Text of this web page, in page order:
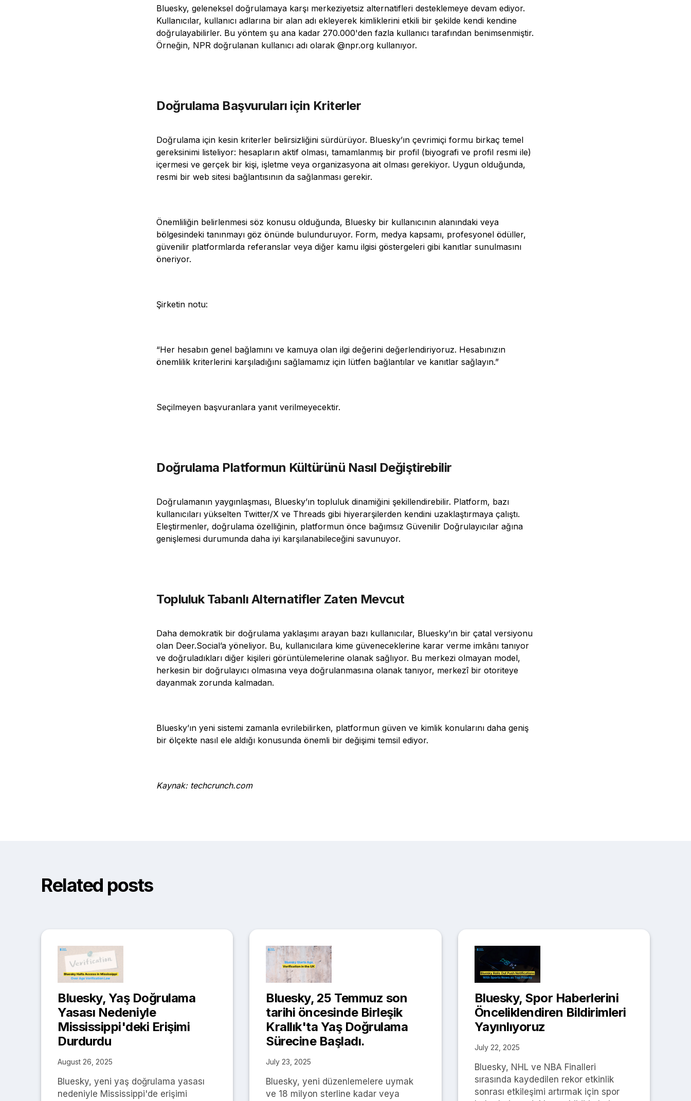
Bluesky, geleneksel doğrulamaya karşı merkeziyetsiz alternatifleri desteklemeye devam ediyor.
Kullanıcılar, kullanıcı adlarına bir alan adı ekleyerek kimliklerini etkili bir şekilde kendi kendine
doğrulayabilirler. Bu yöntem şu ana kadar 270.000'den fazla kullanıcı tarafından benimsenmiştir.
Örneğin, NPR doğrulanan kullanıcı adı olarak @npr.org kullanıyor.
Doğrulama Başvuruları için Kriterler
Doğrulama için kesin kriterler belirsizliğini sürdürüyor. Bluesky’ın çevrimiçi formu birkaç temel
gereksinimi listeliyor: hesapların aktif olması, tamamlanmış bir profil (biyografi ve profil resmi ile)
içermesi ve gerçek bir kişi, işletme veya organizasyona ait olması gerekiyor. Uygun olduğunda,
resmi bir web sitesi bağlantısının da sağlanması gerekir.
Önemliliğin belirlenmesi söz konusu olduğunda, Bluesky bir kullanıcının alanındaki veya
bölgesindeki tanınmayı göz önünde bulunduruyor. Form, medya kapsamı, profesyonel ödüller,
güvenilir platformlarda referanslar veya diğer kamu ilgisi göstergeleri gibi kanıtlar sunulmasını
öneriyor.
Şirketin notu:
“Her hesabın genel bağlamını ve kamuya olan ilgi değerini değerlendiriyoruz. Hesabınızın
önemlilik kriterlerini karşıladığını sağlamamız için lütfen bağlantılar ve kanıtlar sağlayın.”
Seçilmeyen başvuranlara yanıt verilmeyecektir.
Doğrulama Platformun Kültürünü Nasıl Değiştirebilir
Doğrulamanın yaygınlaşması, Bluesky’ın topluluk dinamiğini şekillendirebilir. Platform, bazı
kullanıcıları yükselten Twitter/X ve Threads gibi hiyerarşilerden kendini uzaklaştırmaya çalıştı.
Eleştirmenler, doğrulama özelliğinin, platformun önce bağımsız Güvenilir Doğrulayıcılar ağına
genişlemesi durumunda daha iyi karşılanabileceğini savunuyor.
Topluluk Tabanlı Alternatifler Zaten Mevcut
Daha demokratik bir doğrulama yaklaşımı arayan bazı kullanıcılar, Bluesky’ın bir çatal versiyonu
olan Deer.Social’a yöneliyor. Bu, kullanıcılara kime güveneceklerine karar verme imkânı tanıyor
ve doğruladıkları diğer kişileri görüntülemelerine olanak sağlıyor. Bu merkezi olmayan model,
herkesin bir doğrulayıcı olmasına veya doğrulanmasına olanak tanıyor, merkezî bir otoriteye
dayanmak zorunda kalmadan.
Bluesky’ın yeni sistemi zamanla evrilebilirken, platformun güven ve kimlik konularını daha geniş
bir ölçekte nasıl ele aldığı konusunda önemli bir değişimi temsil ediyor.
Kaynak: techcrunch.com
Related posts
Bluesky, Yaş Doğrulama
Yasası Nedeniyle
Mississippi'deki Erişimi
Durdurdu
August 26, 2025
Bluesky, yeni yaş doğrulama yasası
nedeniyle Mississippi'de erişimi
Bluesky, 25 Temmuz son
tarihi öncesinde Birleşik
Krallık'ta Yaş Doğrulama
Sürecine Başladı.
July 23, 2025
Bluesky, yeni düzenlemelere uymak
ve 18 milyon sterline kadar veya
Bluesky, Spor Haberlerini
Önceliklendiren Bildirimleri
Yayınlıyoruz
July 22, 2025
Bluesky, NHL ve NBA Finalleri
sırasında kaydedilen rekor etkinlik
sonrası etkileşimi artırmak için spor